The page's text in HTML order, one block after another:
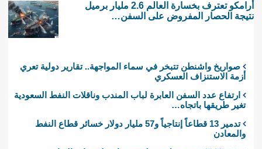
أرامكو تعترف بخسارة العالم 2.6 مليار برميل
نتيجة الحصار المفروض على السفن…
صواريخ واشنطن تتبخر في سماء المواجهة.. تقارير دولية تعري
أزمة الاستنزاف العسكري
ارتفاع عدد السفن العابرة لباب المندب وناقلات النفط السعودية
تغير طريقها باتجاه…
تدمير 13 قطاعاً إنتاجياً و57 مليار دولار خسائر قطاع النفط
والمعادن